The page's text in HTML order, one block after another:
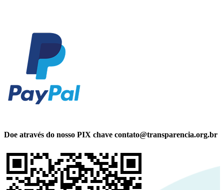
Doe através do nosso PIX chave contato@transparencia.org.br